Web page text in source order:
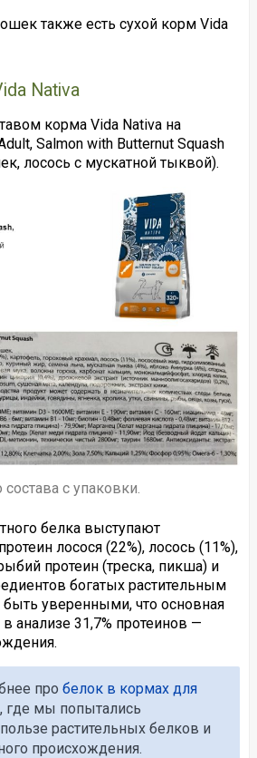
также есть сухой корм Vida
Nativa
корма Vida Nativa на
Salmon with Butternut Squash
лосось с мускатной тыквой).
с упаковки.
белка выступают
лосося (22%), лосось (11%),
протеин (треска, пикша) и
богатых растительным
уверенными, что основная
анализе 31,7% протеинов —
про белок в кормах для
, где мы попытались
растительных белков и
происхождения.